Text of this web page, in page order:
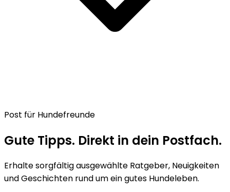
Post für Hundefreunde
Gute Tipps. Direkt in dein Postfach.
Erhalte sorgfältig ausgewählte Ratgeber, Neuigkeiten
und Geschichten rund um ein gutes Hundeleben.